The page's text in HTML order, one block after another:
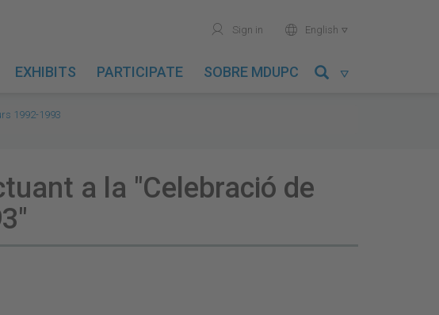
user Sign in world English 
EXHIBITS PARTICIPATE SOBRE MDUPC 
1992-1993
a la "Celebració de